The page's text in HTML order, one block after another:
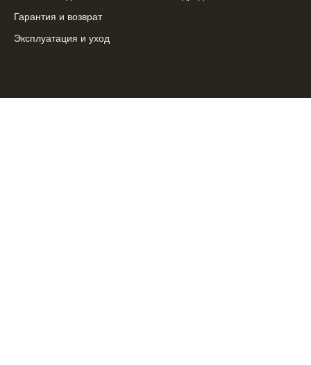
Гарантия и возврат
Эксплуатация и уход